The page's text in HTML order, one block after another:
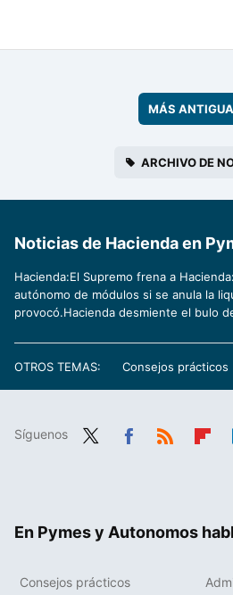
MÁS
ARCHIVO DE
Noticias de Hacienda en
Hacienda:El Supremo frena a
autónomo de módulos si se anula la
provocó.Hacienda desmiente el bulo
OTROS TEMAS: Consejos prácticos
Síguenos
En Pymes y Autonomos
Consejos prácticos